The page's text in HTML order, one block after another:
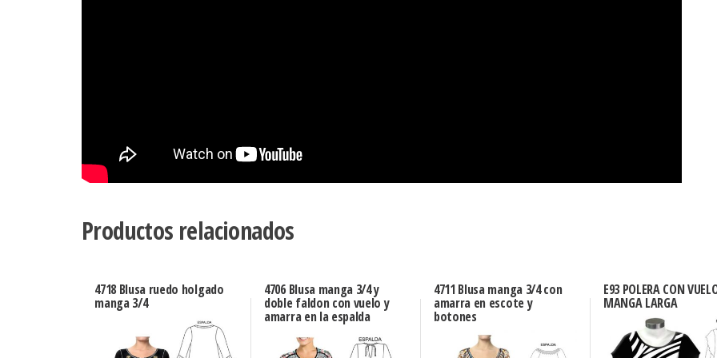
Productos relacionados
4718 Blusa ruedo holgado
manga 3/4
4706 Blusa manga 3/4 y
doble faldon con vuelo y
amarra en la espalda
4711 Blusa manga 3/4 con
amarra en escote y
botones
E93 POLERA CON
MANGA LARGA